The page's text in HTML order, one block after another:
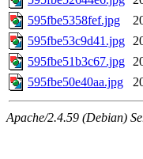
595fbe5358fef.jpg
595fbe53c9d41.jpg
595fbe51b3c67.jpg
595fbe50e40aa.jpg
Apache/2.4.59 (Debian)